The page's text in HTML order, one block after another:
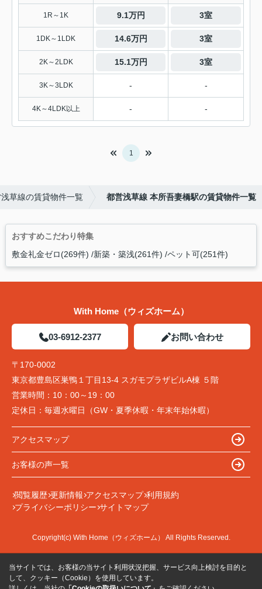
1R～1K 9.1万円 3室
1DK～1LDK 14.6万円 3室
2K～2LDK 15.1万円 3室
3K～3LDK - -
4K～4LDK以上 - -
1
草線の賃貸物件一覧 都営浅草線 本所吾妻橋駅の賃貸物件一覧
おすすめこだわり特集
敷金礼金ゼロ(269件) 新築・築浅(261件) ペット可(251件)
With Home（ウィズホーム）
03-6912-2377 お問い合わせ
〒170-0002
東京都豊島区巣鴨１丁目13-4 スガモプラザビルA棟 ５階
営業時間： 10：00～19：00
定休日： 毎週水曜日（GW・夏季休暇・年末年始休暇）
アクセスマップ
お客様の声一覧
閲覧履歴 更新情報 アクセスマップ 利用規約
プライバシーポリシー サイトマップ
Copyright(c) With Home（ウィズホーム） All Rights Reserved.
当サイトでは、お客様の当サイト利用状況把握、サービス向上検討を目的と
して、クッキー（Cookie）を使用しています。